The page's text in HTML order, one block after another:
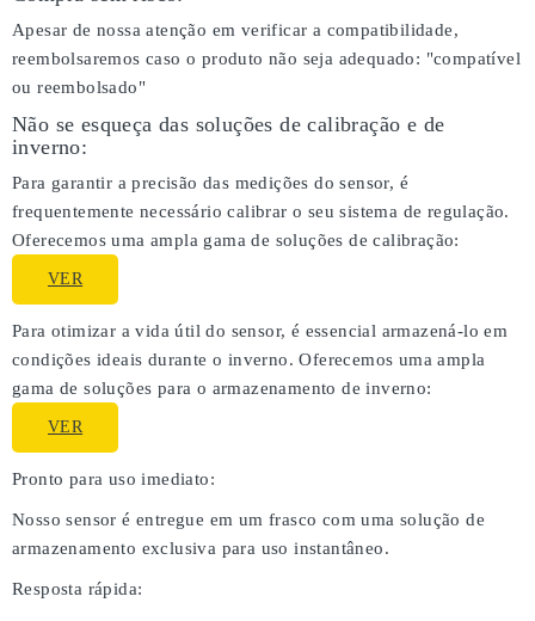
Apesar de nossa atenção em verificar a compatibilidade,
reembolsaremos caso o produto não seja adequado: "compatível
ou reembolsado"
Não se esqueça das soluções de calibração e de
inverno:
Para garantir a precisão das medições do sensor, é
frequentemente necessário calibrar o seu sistema de regulação.
Oferecemos uma ampla gama de soluções de calibração:
VER
Para otimizar a vida útil do sensor, é essencial armazená-lo em
condições ideais durante o inverno. Oferecemos uma ampla
gama de soluções para o armazenamento de inverno:
VER
Pronto para uso imediato:
Nosso sensor é entregue em um frasco com uma solução de
armazenamento exclusiva para uso instantâneo.
Resposta rápida: